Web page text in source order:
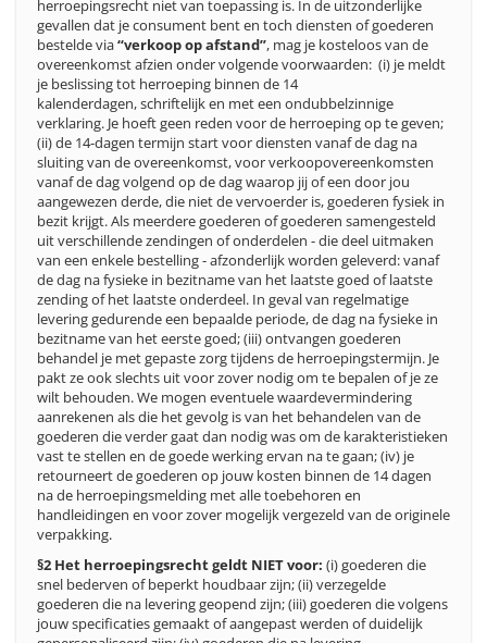
herroepingsrecht niet van toepassing is. In de uitzonderlijke
gevallen dat je consument bent en toch diensten of goederen
bestelde via“verkoop op afstand”, mag je kosteloos van de
overeenkomst afzien onder volgende voorwaarden: (i) je meldt
je beslissing tot herroeping binnen de 14
kalenderdagen, schriftelijk en met een ondubbelzinnige
verklaring. Je hoeft geen reden voor de herroeping op te geven;
(ii) de 14-dagen termijn start voor diensten vanaf de dag na
sluiting van de overeenkomst, voor verkoopovereenkomsten
vanaf de dag volgend op de dag waarop jij of een door jou
aangewezen derde, die niet de vervoerder is, goederen fysiek in
bezit krijgt. Als meerdere goederen of goederen samengesteld
uit verschillende zendingen of onderdelen - die deel uitmaken
van een enkele bestelling - afzonderlijk worden geleverd: vanaf
de dag na fysieke in bezitname van het laatste goed of laatste
zending of het laatste onderdeel. In geval van regelmatige
levering gedurende een bepaalde periode, de dag na fysieke in
bezitname van het eerste goed; (iii) ontvangen goederen
behandel je met gepaste zorg tijdens de herroepingstermijn. Je
pakt ze ook slechts uit voor zover nodig om te bepalen of je ze
wilt behouden. We mogen eventuele waardevermindering
aanrekenen als die het gevolg is van het behandelen van de
goederen die verder gaat dan nodig was om de karakteristieken
vast te stellen en de goede werking ervan na te gaan; (iv) je
retourneert de goederen op jouw kosten binnen de 14 dagen
na de herroepingsmelding met alle toebehoren en
handleidingen en voor zover mogelijk vergezeld van de originele
verpakking.
§2 Het herroepingsrecht geldt NIET voor: (i) goederen die
snel bederven of beperkt houdbaar zijn; (ii) verzegelde
goederen die na levering geopend zijn; (iii) goederen die volgens
jouw specificaties gemaakt of aangepast werden of duidelijk